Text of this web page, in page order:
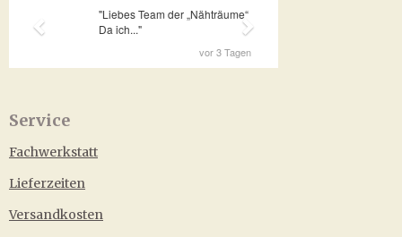
Service
Fachwerkstatt
Lieferzeiten
Versandkosten